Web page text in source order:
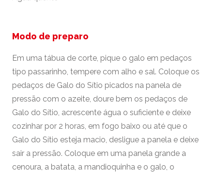
Modo de preparo
Em uma tábua de corte, pique o galo em pedaços
tipo passarinho, tempere com alho e sal. Coloque os
pedaços de Galo do Sítio picados na panela de
pressão com o azeite, doure bem os pedaços de
Galo do Sítio, acrescente água o suficiente e deixe
cozinhar por 2 horas, em fogo baixo ou até que o
Galo do Sítio esteja macio, desligue a panela e deixe
sair a pressão. Coloque em uma panela grande a
cenoura, a batata, a mandioquinha e o galo, o